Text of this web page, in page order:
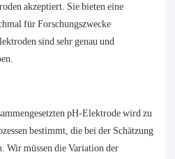
akzeptiert. Sie bieten eine
für Forschungszwecke
sind sehr genau und
pH-Elektrode wird zu
bestimmt, die bei der Schätzung
Wir müssen die Variation der